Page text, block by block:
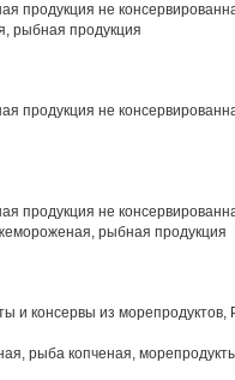
продукция не
рыбная продукция
продукция не
продукция не
рыбная продукция
и консервы из
рыба копченая,